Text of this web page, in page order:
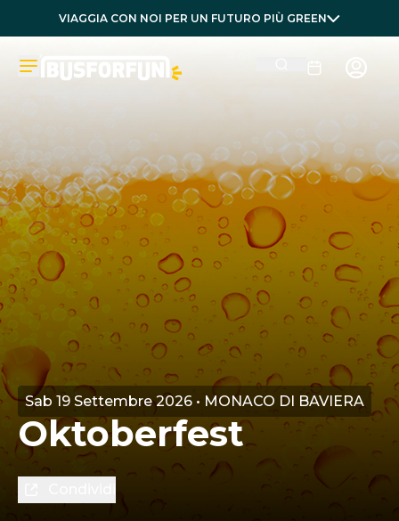
VIAGGIA CON NOI PER UN FUTURO PIÙ GREEN
Sab 19 Settembre 2026 • MONACO DI BAVIERA
Oktoberfest